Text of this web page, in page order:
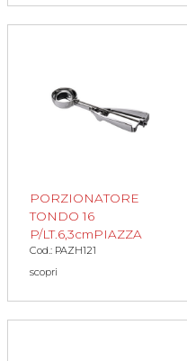
PORZIONATORE
TONDO 16
P/LT.6,3cmPIAZZA
Cod.: PAZH121
scopri